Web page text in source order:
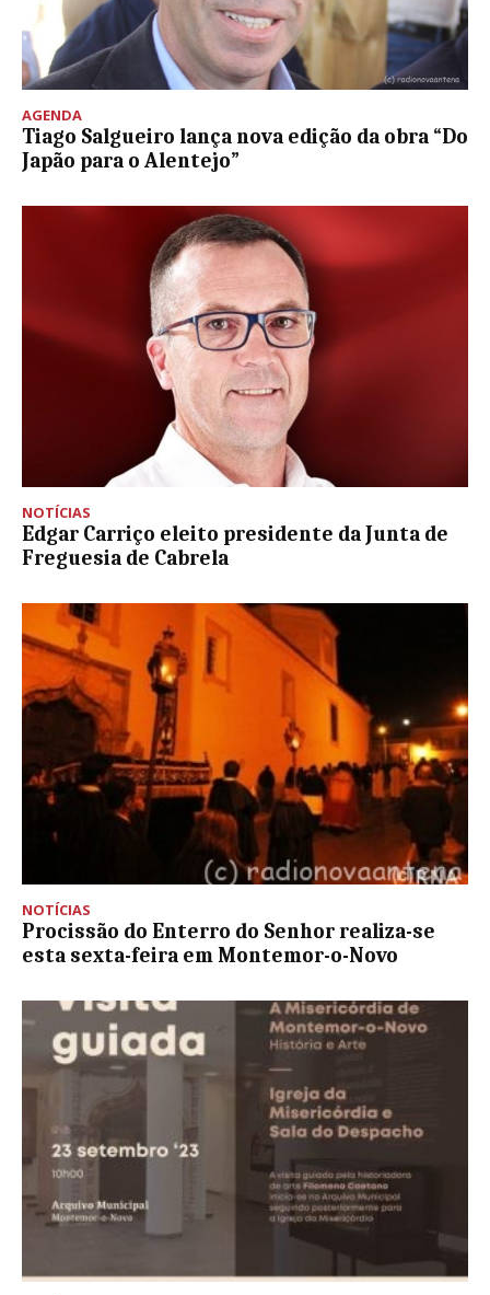
AGENDA
Tiago Salgueiro lança nova edição da obra “Do
Japão para o Alentejo”
NOTÍCIAS
Edgar Carriço eleito presidente da Junta de
Freguesia de Cabrela
NOTÍCIAS
Procissão do Enterro do Senhor realiza-se
esta sexta-feira em Montemor-o-Novo